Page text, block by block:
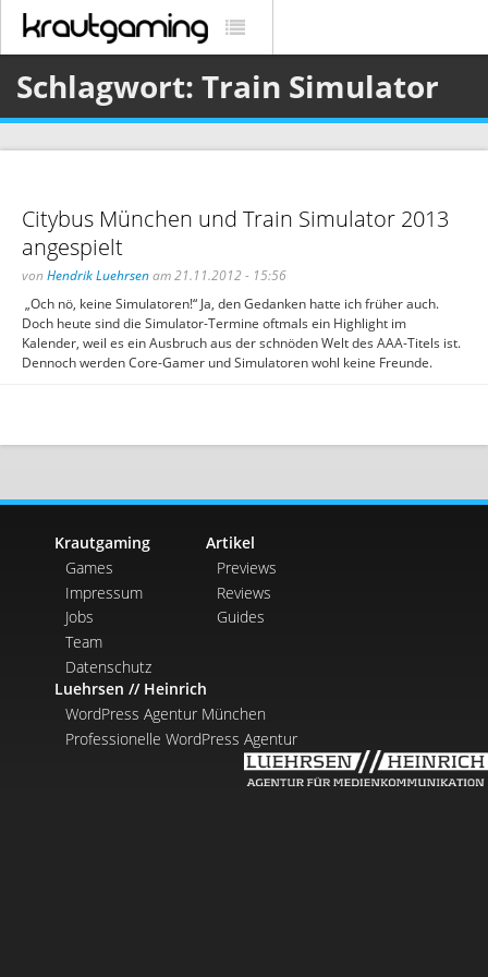
Schlagwort: Train Simulator
Citybus München und Train Simulator 2013
angespielt
von Hendrik Luehrsenam 21.11.2012 - 15:56
„Och nö, keine Simulatoren!“ Ja, den Gedanken hatte ich früher auch.
Doch heute sind die Simulator-Termine oftmals ein Highlight im
Kalender, weil es ein Ausbruch aus der schnöden Welt des AAA-Titels ist.
Dennoch werden Core-Gamer und Simulatoren wohl keine Freunde.
Krautgaming
Games
Impressum
Jobs
Team
Datenschutz
Artikel
Previews
Reviews
Guides
Luehrsen // Heinrich
WordPress Agentur München
Professionelle WordPress Agentur